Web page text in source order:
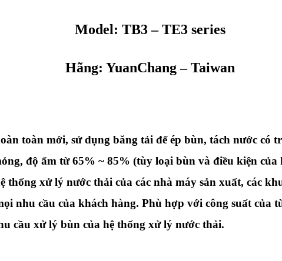
Model: TB3 – TE3 series
Hãng: YuanChang– Taiwan
toàn mới, sử dụng băng tải để ép bùn, tách nước có
độ ẩm từ 65% ~ 85% (tùy loại bùn và điều kiện của
thống xử lý nước thải của các nhà máy sản xuất, các
nhu cầu của khách hàng. Phù hợp với công suất của
cầu xử lý bùn của hệ thống xử lý nước thải.